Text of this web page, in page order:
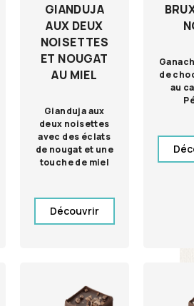
GIANDUJA
AUX DEUX
NOISETTES
ET NOUGAT
AU MIEL
Gianduja aux
deux noisettes
avec des éclats
de nougat et une
touche de miel
Découvrir
de
au